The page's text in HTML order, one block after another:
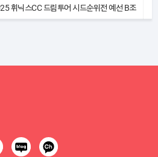
휘닉스CC 드림투어 시드순위전 예선 B조